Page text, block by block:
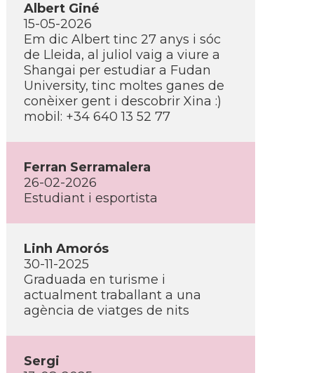
Albert Giné
15-05-2026
Em dic Albert tinc 27 anys i sóc
de Lleida, al juliol vaig a viure a
Shangai per estudiar a Fudan
University, tinc moltes ganes de
conèixer gent i descobrir Xina :)
mobil: +34 640 13 52 77
Ferran Serramalera
26-02-2026
Estudiant i esportista
Linh Amorós
30-11-2025
Graduada en turisme i
actualment traballant a una
agència de viatges de nits
Sergi